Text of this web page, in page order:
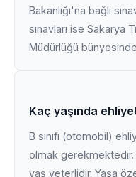
Bakanlığı'na bağlı
sınavları ise Sakarya
Müdürlüğü
Kaç yaşında
B sınıfı (otomobil)
olmak gerekmektedir.
yaş yeterlidir. Yaşa